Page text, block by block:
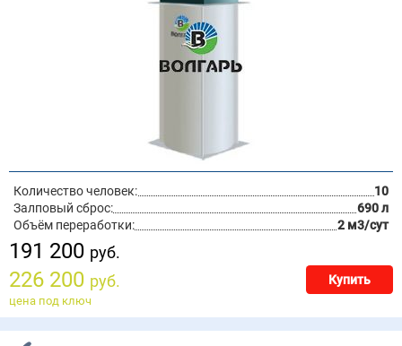
Количество человек:
10
Залповый сброс:
690 л
Объём переработки:
2 м3/сут
191 200 руб.
226 200 руб. Купить
цена под ключ